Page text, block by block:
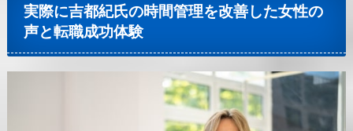
実際に吉都紀氏の時間管理を改善した女性の
声と転職成功体験